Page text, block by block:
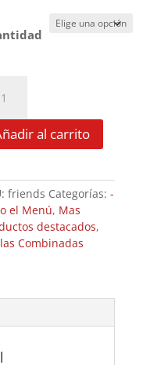
$
al carrito
friends Categorías:-
el Menú, Mas
destacados,
Combinadas